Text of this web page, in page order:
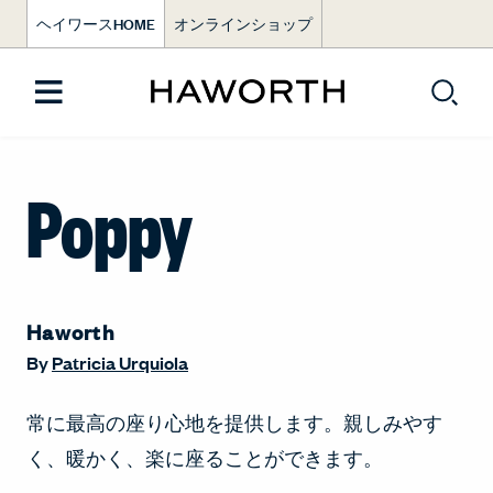
ヘイワースHOME オンラインショップ
Poppy
Haworth
ByPatricia Urquiola
常に最高の座り心地を提供します。親しみやす
く、暖かく、楽に座ることができます。